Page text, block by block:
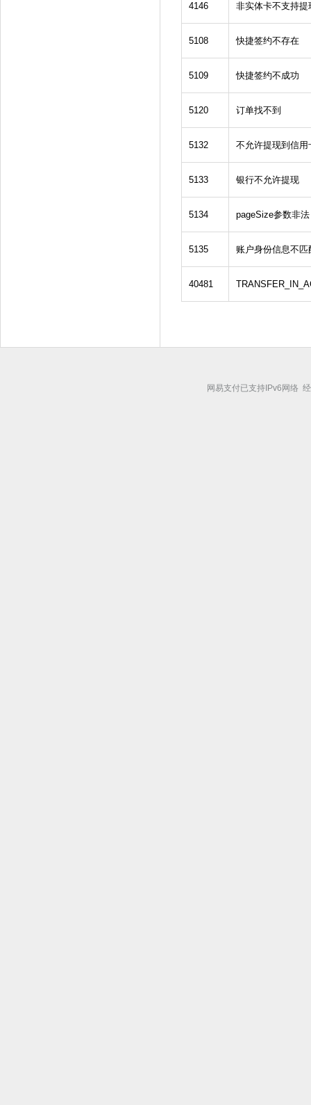
4146 非实体卡不支持提
5108 快捷签约不存在
5109 快捷签约不成功
5120 订单找不到
5132 不允许提现到信用
5133 银行不允许提现
5134 pageSize参数非法
5135 账户身份信息不匹
40481
网易支付已支持IPv6网络